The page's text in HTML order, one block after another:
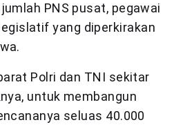
PNS pusat, pegawai
yang diperkirakan
Polri dan TNI sekitar
untuk membangun
seluas 40.000